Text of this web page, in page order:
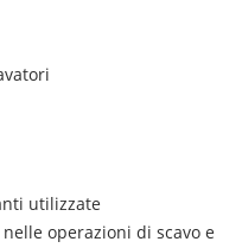
utilizzate
operazioni di scavo e